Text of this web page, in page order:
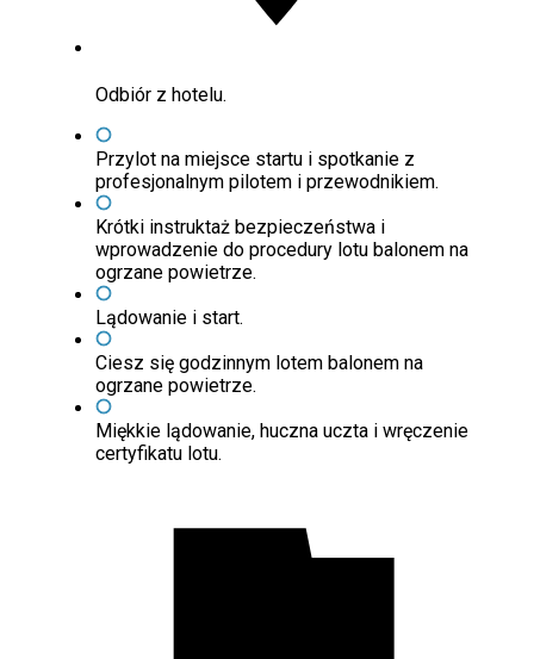
Odbiór z hotelu.
Przylot na miejsce startu i spotkanie z
profesjonalnym pilotem i przewodnikiem.
Krótki instruktaż bezpieczeństwa i
wprowadzenie do procedury lotu balonem na
ogrzane powietrze.
Lądowanie i start.
Ciesz się godzinnym lotem balonem na
ogrzane powietrze.
Miękkie lądowanie, huczna uczta i wręczenie
certyfikatu lotu.